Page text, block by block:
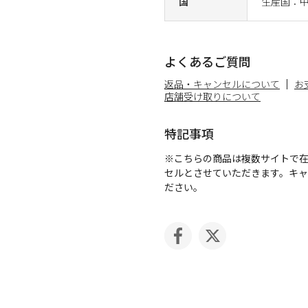
よくあるご質問
返品・キャンセルについて
お
店舗受け取りについて
特記事項
※こちらの商品は複数サイトで
セルとさせていただきます。キ
ださい。